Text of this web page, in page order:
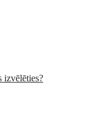
izvēlēties?